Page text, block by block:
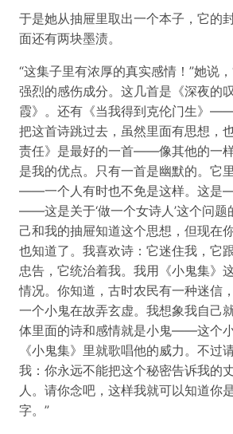
于是她从抽屉里取出一个本子，它的
面还有两块墨渍。
“这集子里有浓厚的真实感情！”她说
强烈的感伤成分。这几首是《深夜的
霞》。还有《当我得到克伦门生》
把这首诗跳过去，虽然里面有思想，
责任》是最好的一首——像其他的一
是我的优点。只有一首是幽默的。它
——一个人有时也不免是这样。这是
——这是关于‘做一个女诗人’这个问题
己和我的抽屉知道这个思想，但现在
也知道了。我喜欢诗：它迷住我，它
忠告，它统治着我。我用《小鬼集》
情况。你知道，古时农民有一种迷信
一个小鬼在故弄玄虚。我想象我自己
体里面的诗和感情就是小鬼——这个
《小鬼集》里就歌唱他的威力。不过
我：你永远不能把这个秘密告诉我的
人。请你念吧，这样我就可以知道你
字。”